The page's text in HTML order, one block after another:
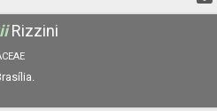
Rizzini